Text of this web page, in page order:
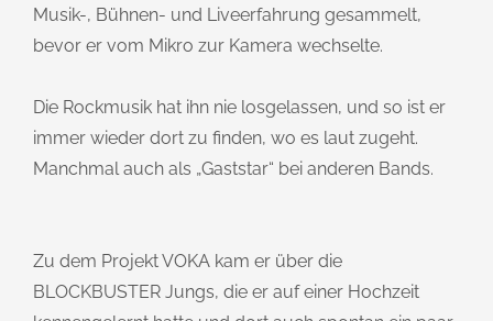
Musik-, Bühnen- und Liveerfahrung gesammelt,
bevor er vom Mikro zur Kamera wechselte.
Die Rockmusik hat ihn nie losgelassen, und so ist er
immer wieder dort zu finden, wo es laut zugeht.
Manchmal auch als „Gaststar“ bei anderen Bands.
Zu dem Projekt VOKA kam er über die
BLOCKBUSTER Jungs, die er auf einer Hochzeit